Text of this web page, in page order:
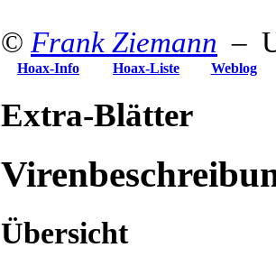
© Frank Ziemann –
Hoax-Info Hoax-Liste Weblog
Extra-Blätter
Übersicht